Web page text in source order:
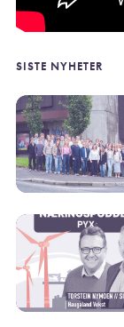
SISTE NYHETER